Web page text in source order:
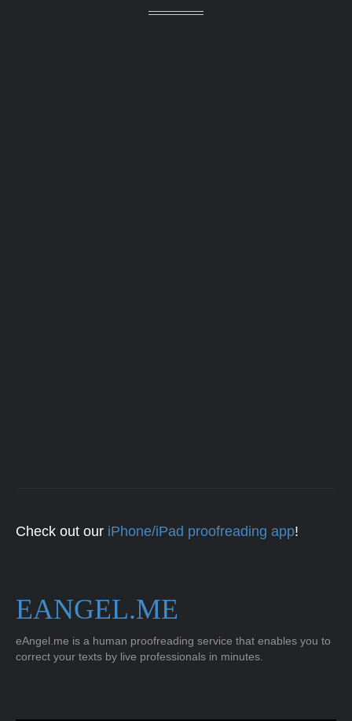
Check out our iPhone/iPad proofreading app!
EANGEL.ME
eAngel.me is a human proofreading service that enables you to
correct your texts by live professionals in minutes.